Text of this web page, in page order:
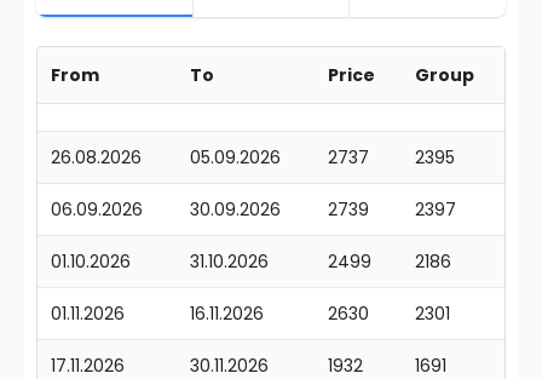
From To Price Group
26.08.2026 05.09.2026 2737 2395
06.09.2026 30.09.2026 2739 2397
01.10.2026 31.10.2026 2499 2186
01.11.2026 16.11.2026 2630 2301
17.11.2026 30.11.2026 1932 1691